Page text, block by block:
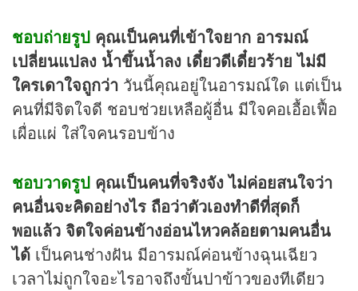
ชอบถ่ายรูป คุณเป็นคนที่เข้าใจยาก อารมณ์
เปลี่ยนแปลง น้ำขึ้นน้ำลง เดี๋ยวดีเดี๋ยวร้าย ไม่มี
ใครเดาใจถูกว่า วันนี้คุณอยู่ในอารมณ์ใด แต่เป็น
คนที่มีจิตใจดี ชอบช่วยเหลือผู้อื่น มีใจคอเอื้อเฟื้อ
เผื่อแผ่ ใส่ใจคนรอบข้าง
ชอบวาดรูป คุณเป็นคนที่จริงจัง ไม่ค่อยสนใจว่า
คนอื่นจะคิดอย่างไร ถือว่าตัวเองทำดีที่สุดก็
พอแล้ว จิตใจค่อนข้างอ่อนไหวคล้อยตามคนอื่น
ได้ เป็นคนช่างฝัน มีอารมณ์ค่อนข้างฉุนเฉียว
เวลาไม่ถูกใจอะไรอาจถึงขั้นปาข้าวของทีเดียว